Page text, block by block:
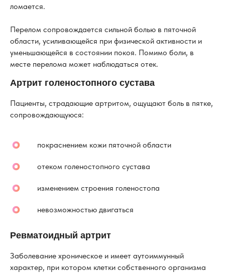
ломается.
Перелом сопровождается сильной болью в пяточной
области, усиливающейся при физической активности и
уменьшающейся в состоянии покоя. Помимо боли, в
месте перелома может наблюдаться отек.
Артрит голеностопного сустава
Пациенты, страдающие артритом, ощущают боль в пятке,
сопровождающуюся:
покраснением кожи пяточной области
отеком голеностопного сустава
изменением строения голеностопа
невозможностью двигаться
Ревматоидный артрит
Заболевание хроническое и имеет аутоиммунный
характер, при котором клетки собственного организма